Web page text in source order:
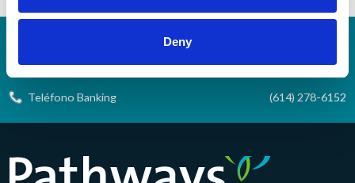
Deny
rutina
244077093 (contact Pathways before
incoming wires)
Teléfono Banking (614) 278-6152
Pathways Financial Credit Union